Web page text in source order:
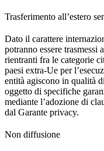
Trasferimento all’estero
Dato il carattere
potranno essere trasmessi
rientranti fra le categorie
paesi extra-Ue per
entità agiscono in qualità
oggetto di specifiche
mediante l’adozione di
dal Garante privacy.
Non diffusione